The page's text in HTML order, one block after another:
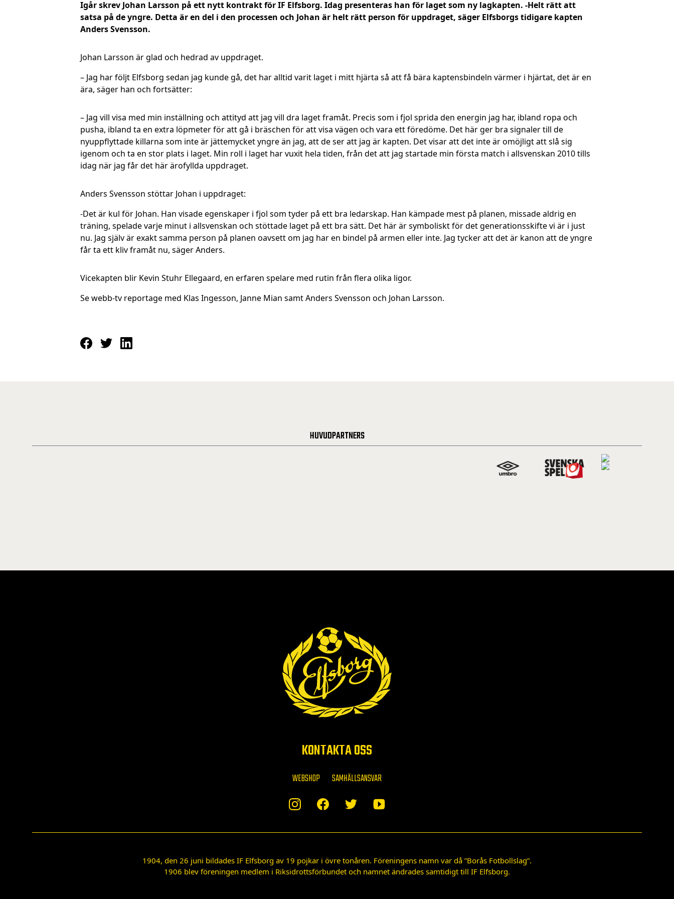
Igår skrev Johan Larsson på ett nytt kontrakt för IF Elfsborg. Idag presenteras han för laget som ny lagkapten. -Helt rätt att
satsa på de yngre. Detta är en del i den processen och Johan är helt rätt person för uppdraget, säger Elfsborgs tidigare kapten
Anders Svensson.
Johan Larsson är glad och hedrad av uppdraget.
– Jag har följt Elfsborg sedan jag kunde gå, det har alltid varit laget i mitt hjärta så att få bära kaptensbindeln värmer i hjärtat, det är en
ära, säger han och fortsätter:
– Jag vill visa med min inställning och attityd att jag vill dra laget framåt. Precis som i fjol sprida den energin jag har, ibland ropa och
pusha, ibland ta en extra löpmeter för att gå i bräschen för att visa vägen och vara ett föredöme. Det här ger bra signaler till de
nyuppflyttade killarna som inte är jättemycket yngre än jag, att de ser att jag är kapten. Det visar att det inte är omöjligt att slå sig
igenom och ta en stor plats i laget. Min roll i laget har vuxit hela tiden, från det att jag startade min första match i allsvenskan 2010 tills
idag när jag får det här ärofyllda uppdraget.
Anders Svensson stöttar Johan i uppdraget:
-Det är kul för Johan. Han visade egenskaper i fjol som tyder på ett bra ledarskap. Han kämpade mest på planen, missade aldrig en
träning, spelade varje minut i allsvenskan och stöttade laget på ett bra sätt. Det här är symboliskt för det generationsskifte vi är i just
nu. Jag själv är exakt samma person på planen oavsett om jag har en bindel på armen eller inte. Jag tycker att det är kanon att de yngre
får ta ett kliv framåt nu, säger Anders.
Vicekapten blir Kevin Stuhr Ellegaard, en erfaren spelare med rutin från flera olika ligor.
Se webb-tv reportage med Klas Ingesson, Janne Mian samt Anders Svensson och Johan Larsson.
HUVUDPARTNERS
KONTAKTA OSS
WEBSHOP SAMHÄLLSANSVAR
1904, den 26 juni bildades IF Elfsborg av 19 pojkar i övre tonåren. Föreningens namn var då ”Borås Fotbollslag”.
1906 blev föreningen medlem i Riksidrottsförbundet och namnet ändrades samtidigt till IF Elfsborg.